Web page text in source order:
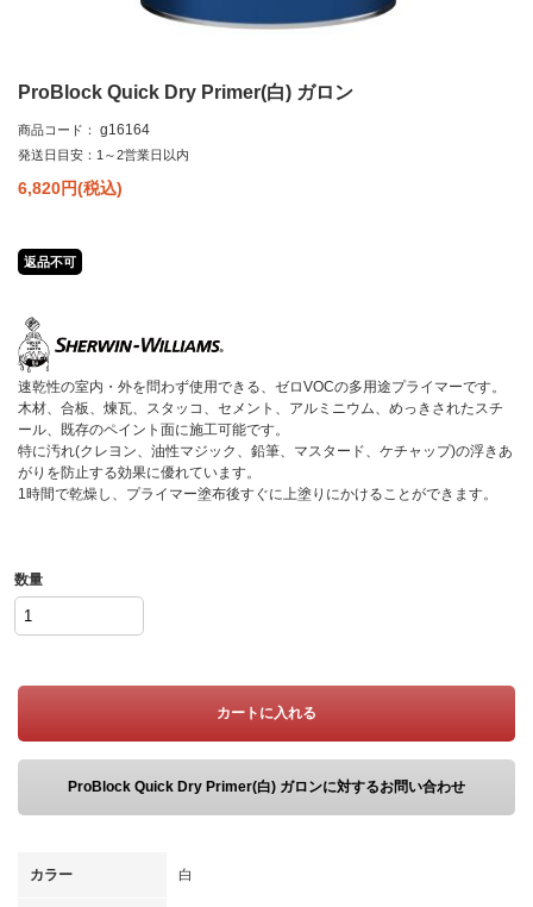
ProBlock Quick Dry Primer(白) ガロン
商品コード： g16164
発送日目安：1～2営業日以内
6,820円(税込)
返品不可
速乾性の室内・外を問わず使用できる、ゼロVOCの多用途プライマーです。
木材、合板、煉瓦、スタッコ、セメント、アルミニウム、めっきされたスチ
ール、既存のペイント面に施工可能です。
特に汚れ(クレヨン、油性マジック、鉛筆、マスタード、ケチャップ)の浮きあ
がりを防止する効果に優れています。
1時間で乾燥し、プライマー塗布後すぐに上塗りにかけることができます。
数量
カートに入れる
ProBlock Quick Dry Primer(白) ガロンに対するお問い合わせ
カラー 白